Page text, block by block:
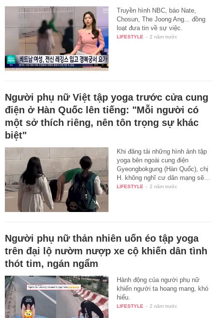
Truyền hình NBC, báo Nate,
Chosun, The Joong Ang... đồng
loạt đưa tin về sự việc.
LIFESTYLE - 2 năm trước
Người phụ nữ Việt tập yoga trước cửa cung
điện ở Hàn Quốc lên tiếng: "Mỗi người có
một sở thích riêng, nên tôn trọng sự khác
biệt"
Khi đăng tải những hình ảnh tập
yoga bên ngoài cung điện
Gyeongbokgung (Hàn Quốc), chị
H. không nghĩ cư dân mạng sẽ…
LIFESTYLE - 2 năm trước
Người phụ nữ thản nhiên uốn éo tập yoga
trên đại lộ nườm nượp xe cộ khiến dân tình
thót tim, ngán ngẩm
Hành động của người phụ nữ
khiến người ta hoang mang, khó
hiểu.
LIFESTYLE - 2 năm trước